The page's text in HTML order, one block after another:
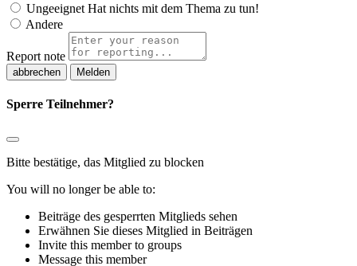
Ungeeignet Hat nichts mit dem Thema zu tun!
Andere
Report note
Melden
Sperre Teilnehmer?
Bitte bestätige, das Mitglied zu blocken
You will no longer be able to:
Beiträge des gesperrten Mitglieds sehen
Erwähnen Sie dieses Mitglied in Beiträgen
Invite this member to groups
Message this member